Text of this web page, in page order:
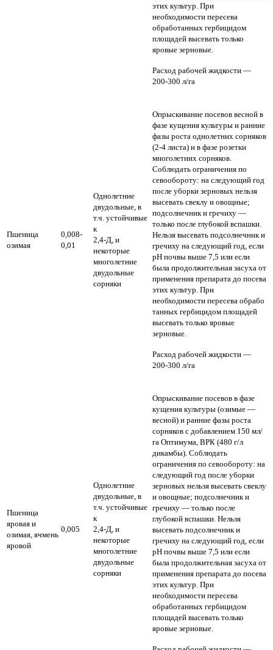
этих культур. При
необходимости пересева
обработанных гербицидом
площадей высевать только
яровые зерновые.
Расход рабочей жидкости —
200-300 л/га
Пшеница
озимая
0,008-
0,01
Однолетние
двудольные, в
т.ч. устойчивые
к
2,4-Д, и
некоторые
многолетние
двудольные
сорняки
Опрыскивание посевов весной в
фазе кущения культуры и ранние
фазы роста однолетних сорняков
(2-4 листа) и в фазе розетки
многолетних сорняков.
Соблюдать ограничения по
севообороту: на следующий год
после уборки зерновых нельзя
высевать свеклу и овощные;
подсолнечник и гречиху —
только после глубокой вспашки.
Нельзя высевать подсолнечник и
гречиху на следующий год, если
рН почвы выше 7,5 или если
была продолжительная засуха от
применения препарата до посева
этих культур. При
необходимости пересева обрабо
танных гербицидом площадей
высевать только яровые
зерновые.
Расход рабочей жидкости —
200-300 л/га
Пшеница
яровая и
озимая, ячмень
яровой
0,005
Однолетние
двудольные, в
т.ч. устойчивые
к
2,4-Д, и
некоторые
многолетние
двудольные
сорняки
Опрыскивание посевов в фазе
кущения культуры (озимые —
весной) и ранние фазы роста
сорняков с добавлением 150 мл/
га Оптимума, ВРК (480 г/л
дикамбы). Соблюдать
ограничения по севообороту: на
следующий год после уборки
зерновых нельзя высевать свеклу
и овощные; подсолнечник и
гречиху — только после
глубокой вспашки. Нельзя
высевать подсолнечник и
гречиху на следующий год, если
рН почвы выше 7,5 или если
была продолжительная засуха от
применения препарата до посева
этих культур. При
необходимости пересева
обработанных гербицидом
площадей высевать только
яровые зерновые.